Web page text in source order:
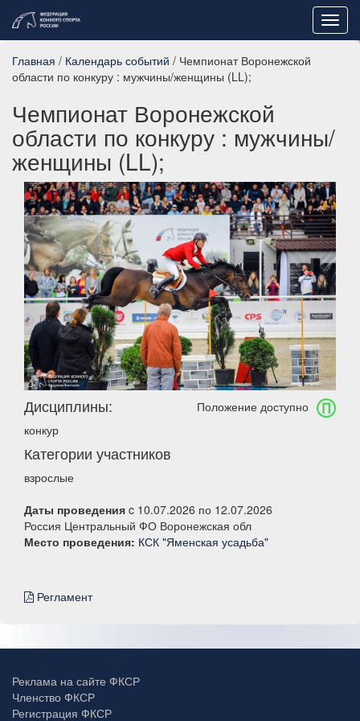
Главная / Календарь событий / Чемпионат Воронежской
области по конкуру : мужчины/женщины (LL);
Чемпионат Воронежской
области по конкуру : мужчины/
женщины (LL);
Положение доступно
Дисциплины:
конкур
Категории участников
взрослые
Даты проведения c 10.07.2026 по 12.07.2026
Россия Центральный ФО Воронежская обл
Место проведения: КСК "Яменская усадьба"
Регламент
Реклама на сайте ФКСР
Членство ФКСР
Регистрация ФКСР